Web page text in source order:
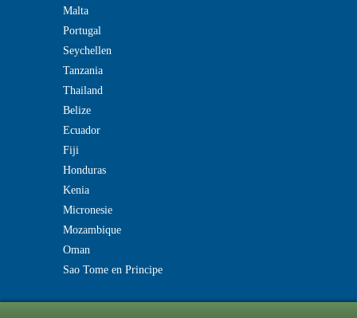
Malta
Portugal
Seychellen
Tanzania
Thailand
Belize
Ecuador
Fiji
Honduras
Kenia
Micronesie
Mozambique
Oman
Sao Tome en Principe